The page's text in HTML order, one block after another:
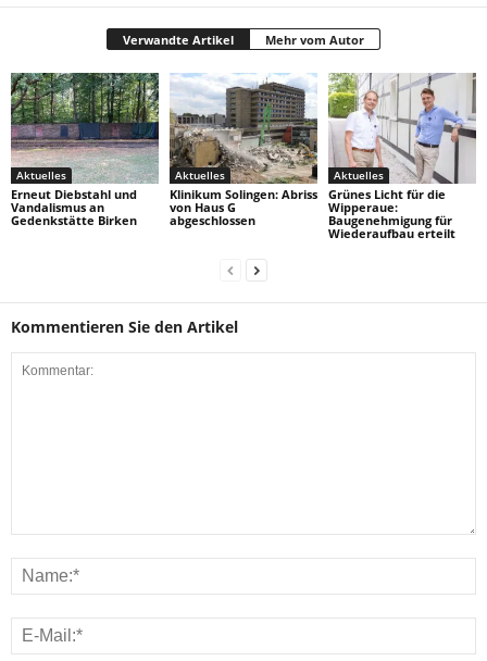
Verwandte Artikel Mehr vom Autor
Aktuelles
Erneut Diebstahl und
Vandalismus an
Gedenkstätte Birken
Aktuelles
Klinikum Solingen: Abriss
von Haus G
abgeschlossen
Aktuelles
Grünes Licht für die
Wipperaue:
Baugenehmigung für
Wiederaufbau erteilt
Kommentieren Sie den Artikel